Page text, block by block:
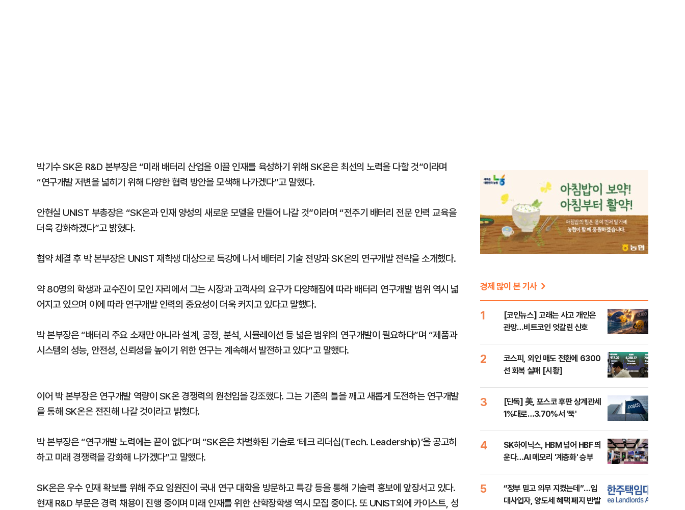
박기수 SK온 R&D 본부장은 “미래 배터리 산업을 이끌 인재를 육성하기 위해 SK온은 최선의 노력을 다할 것”이라며
“연구개발 저변을 넓히기 위해 다양한 협력 방안을 모색해 나가겠다”고 말했다.
안현실 UNIST 부총장은 “SK온과 인재 양성의 새로운 모델을 만들어 나갈 것”이라며 “전주기 배터리 전문 인력 교육을
더욱 강화하겠다”고 밝혔다.
협약 체결 후 박 본부장은 UNIST 재학생 대상으로 특강에 나서 배터리 기술 전망과 SK온의 연구개발 전략을 소개했다.
약 80명의 학생과 교수진이 모인 자리에서 그는 시장과 고객사의 요구가 다양해짐에 따라 배터리 연구개발 범위 역시 넓
어지고 있으며 이에 따라 연구개발 인력의 중요성이 더욱 커지고 있다고 말했다.
박 본부장은 “배터리 주요 소재만 아니라 설계, 공정, 분석, 시뮬레이션 등 넓은 범위의 연구개발이 필요하다”며 “제품과
시스템의 성능, 안전성, 신뢰성을 높이기 위한 연구는 계속해서 발전하고 있다”고 말했다.
이어 박 본부장은 연구개발 역량이 SK온 경쟁력의 원천임을 강조했다. 그는 기존의 틀을 깨고 새롭게 도전하는 연구개발
을 통해 SK온은 전진해 나갈 것이라고 밝혔다.
박 본부장은 “연구개발 노력에는 끝이 없다”며 “SK온은 차별화된 기술로 ‘테크 리더십(Tech. Leadership)’을 공고히
하고 미래 경쟁력을 강화해 나가겠다”고 말했다.
SK온은 우수 인재 확보를 위해 주요 임원진이 국내 연구 대학을 방문하고 특강 등을 통해 기술력 홍보에 앞장서고 있다.
현재 R&D 부문은 경력 채용이 진행 중이며 미래 인재를 위한 산학장학생 역시 모집 중이다. 또 UNIST외에 카이스트, 성
경제 많이 본 기사
1
[코인뉴스] 고래는 사고 개인은
관망…비트코인 엇갈린 신호
2
코스피, 외인 매도 전환에 6300
선 회복 실패 [시황]
3
[단독] 美, 포스코 후판 상계관세
1%대로…3.70%서 '뚝'
4
SK하이닉스, HBM 넘어 HBF 띄
운다…AI 메모리 '계층화' 승부
5
“정부 믿고 의무 지켰는데”…임
대사업자, 양도세 혜택 폐지 반발